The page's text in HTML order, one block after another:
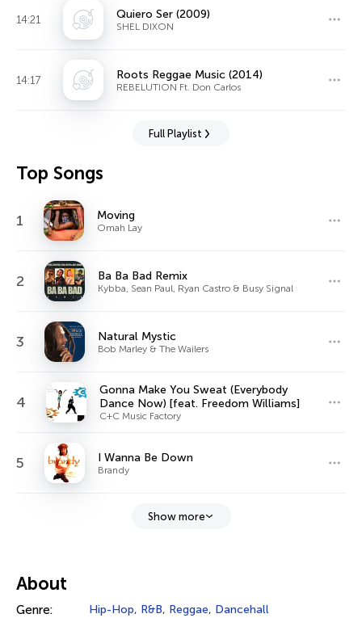
14:21 Quiero Ser (2009)
SHEL DIXON
14:17 Roots Reggae Music (2014)
REBELUTION Ft. Don Carlos
Full Playlist
Top Songs
1 Moving
Omah Lay
2 Ba Ba Bad Remix
Kybba, Sean Paul, Ryan Castro & Busy Signal
3 Natural Mystic
Bob Marley & The Wailers
4
Gonna Make You Sweat (Everybody
Dance Now) [feat. Freedom Williams]
C+C Music Factory
5 I Wanna Be Down
Brandy
Show more
About
Genre: Hip-Hop, R&B, Reggae, Dancehall